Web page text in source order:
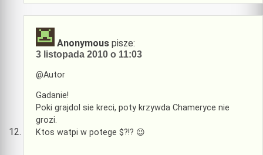
Anonymous pisze:
3 listopada 2010 o 11:03
@Autor
Gadanie!
Poki grajdol sie kreci, poty krzywda Chameryce nie
grozi.
Ktos watpi w potege $?!? 😉